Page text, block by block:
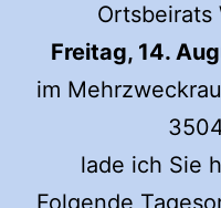
Ortsbeirats
Freitag, 14.
im
lade ich Sie
Folgende